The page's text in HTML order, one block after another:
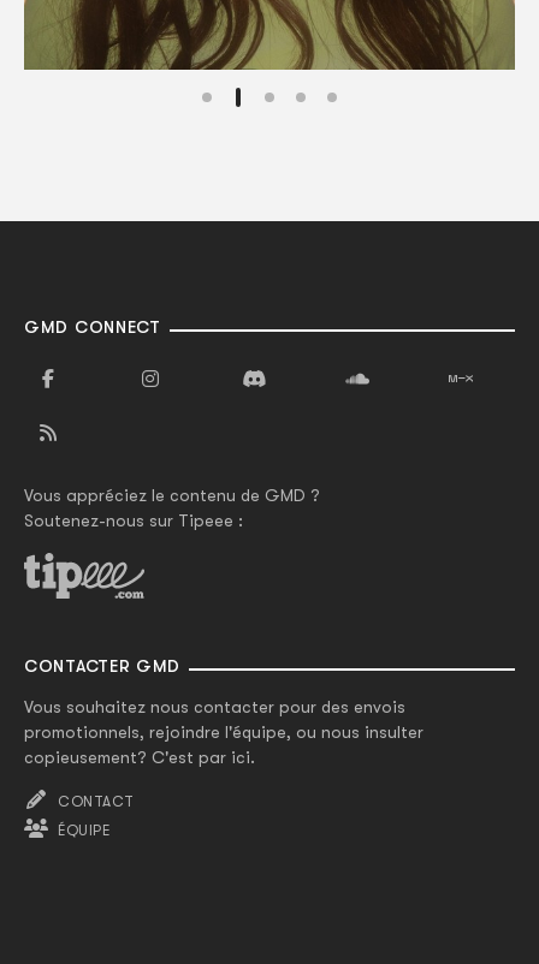
GMD CONNECT
Vous appréciez le contenu de GMD ?
Soutenez-nous sur Tipeee :
CONTACTER GMD
Vous souhaitez nous contacter pour des envois
promotionnels, rejoindre l'équipe, ou nous insulter
copieusement? C'est par ici.
CONTACT
ÉQUIPE